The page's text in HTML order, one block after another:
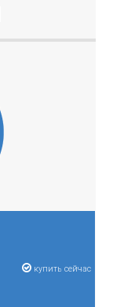
купить сейчас